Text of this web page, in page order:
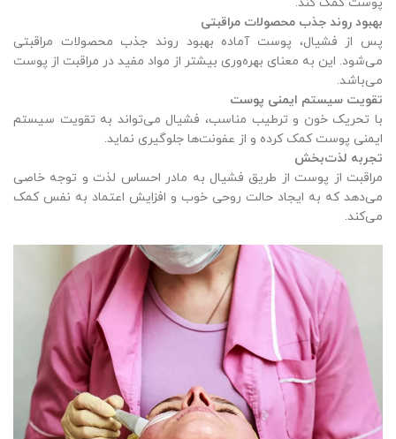
بهبود روند جذب محصولات مراقبتی
پس از فشیال، پوست آماده بهبود روند جذب محصولات مراقبتی
می‌شود. این به معنای بهره‌وری بیشتر از مواد مفید در مراقبت از پوست
می‌باشد.
تقویت سیستم ایمنی پوست
با تحریک خون و ترطیب مناسب، فشیال می‌تواند به تقویت سیستم
ایمنی پوست کمک کرده و از عفونت‌ها جلوگیری نماید.
تجربه لذت‌بخش
مراقبت از پوست از طریق فشیال به مادر احساس لذت و توجه خاصی
می‌دهد که به ایجاد حالت روحی خوب و افزایش اعتماد به نفس کمک
می‌کند.